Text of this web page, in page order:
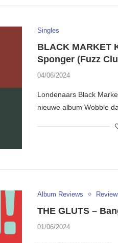
Singles
BLACK MARKET
Sponger (Fuzz
04/06/2024
Londenaars Black
nieuwe album Wobble
Album Reviews
THE GLUTS –
01/06/2024